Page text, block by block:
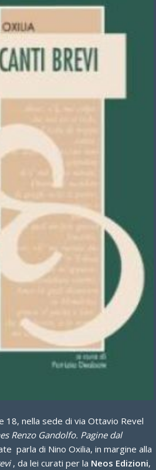
nella sede di via Ottavio Revel
Renzo Gandolfo. Pagine dal
parla di Nino Oxilia, in margine alla
, da lei curati per la Neos Edizioni,